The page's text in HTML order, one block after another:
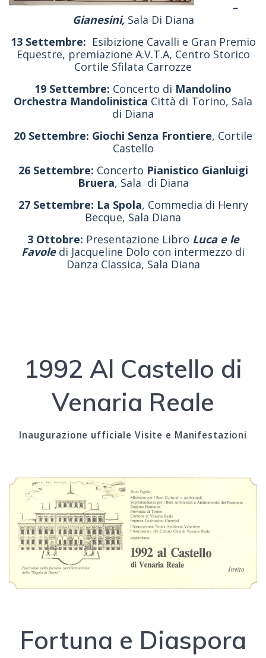
–
Gianesini, Sala Di Diana
13 Settembre: Esibizione Cavalli e Gran Premio
Equestre, premiazione A.V.T.A, Centro Storico
Cortile Sfilata Carrozze
19 Settembre: Concerto di Mandolino
Orchestra Mandolinistica Città di Torino, Sala
di Diana
20 Settembre: Giochi Senza Frontiere, Cortile
Castello
26 Settembre: Concerto Pianistico Gianluigi
Bruera, Sala di Diana
27 Settembre: La Spola, Commedia di Henry
Becque, Sala Diana
3 Ottobre: Presentazione Libro Luca e le
Favole di Jacqueline Dolo con intermezzo di
Danza Classica, Sala Diana
1992 Al Castello di
Venaria Reale
Inaugurazione ufficiale Visite e Manifestazioni
Fortuna e Diaspora